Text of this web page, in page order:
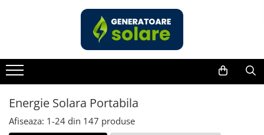
Acasa
Statii de Alimentare Portabile
Pana in 1000W
Intre 1000-2000W
Energie Solara Portabila
Afiseaza: 1-24 din 147 produse